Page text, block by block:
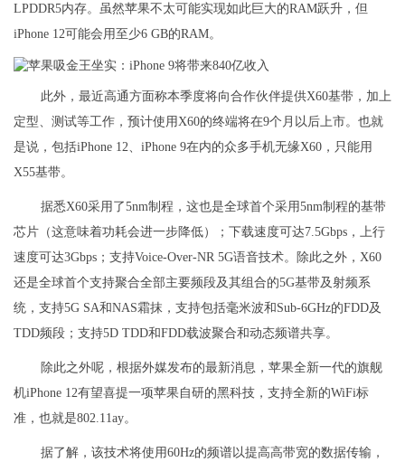
LPDDR5内存。虽然苹果不太可能实现如此巨大的RAM跃升，但
iPhone 12可能会用至少6 GB的RAM。
此外，最近高通方面称本季度将向合作伙伴提供X60基带，加上
定型、测试等工作，预计使用X60的终端将在9个月以后上市。也就
是说，包括iPhone 12、iPhone 9在内的众多手机无缘X60，只能用
X55基带。
据悉X60采用了5nm制程，这也是全球首个采用5nm制程的基带
芯片（这意味着功耗会进一步降低）；下载速度可达7.5Gbps，上行
速度可达3Gbps；支持Voice-Over-NR 5G语音技术。除此之外，X60
还是全球首个支持聚合全部主要频段及其组合的5G基带及射频系
统，支持5G SA和NAS霜抹，支持包括毫米波和Sub-6GHz的FDD及
TDD频段；支持5D TDD和FDD载波聚合和动态频谱共享。
除此之外呢，根据外媒发布的最新消息，苹果全新一代的旗舰
机iPhone 12有望喜提一项苹果自研的黑科技，支持全新的WiFi标
准，也就是802.11ay。
据了解，该技术将使用60Hz的频谱以提高高带宽的数据传输，